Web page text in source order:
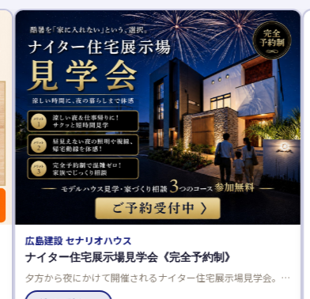
広島建設 セナリオハウス
夏のグレードアップキャンペーン開催中！
広島建設セナリオハウスで夏のグレードアップキャンペーン開
催中！来場者プレゼントや豪華仕様を選べるご成約特典でお得
に理想の住まいを実現しませんか。
続きを読む →